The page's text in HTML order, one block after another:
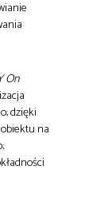
On
dzięki
na